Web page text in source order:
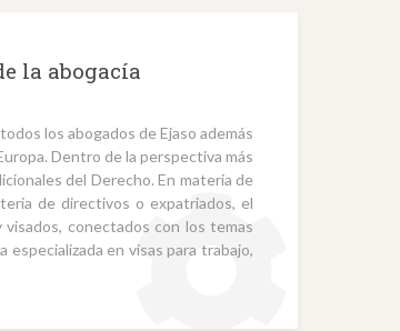
la abogacía
los abogados de Ejaso además
Dentro de la perspectiva más
del Derecho. En materia de
de directivos o expatriados, el
conectados con los temas
en visas para trabajo,